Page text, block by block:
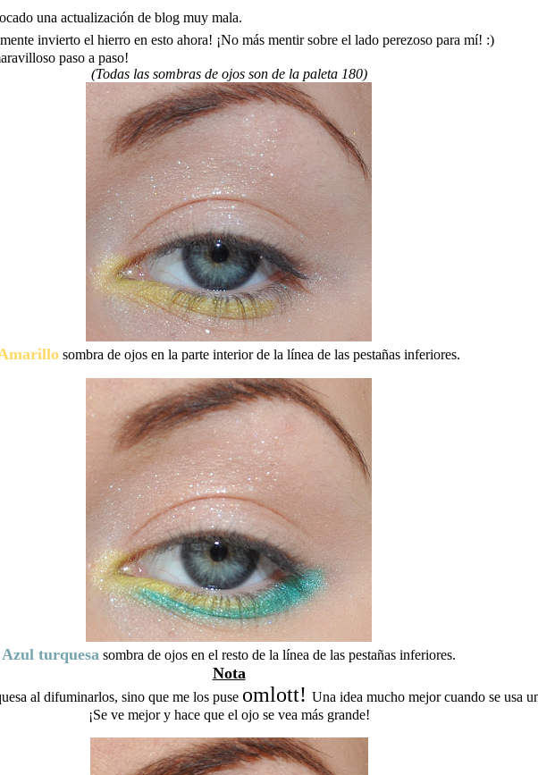
una actualización de blog muy mala.
invierto el hierro en esto ahora! ¡No más mentir sobre el lado perezoso para mí! :)
paso a paso!
(Todas las sombras de ojos son de la paleta 180)
sombra de ojos en la parte interior de la línea de las pestañas inferiores.
Azul turquesa sombra de ojos en el resto de la línea de las pestañas inferiores.
Nota
al difuminarlos, sino que me los puse omlott! Una idea mucho mejor cuando se usa
¡Se ve mejor y hace que el ojo se vea más grande!